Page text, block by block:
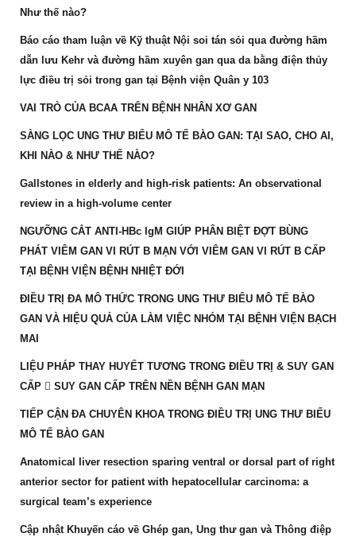
Như thế nào?
Báo cáo tham luận về Kỹ thuật Nội soi tán sỏi qua đường hầm
dẫn lưu Kehr và đường hầm xuyên gan qua da bằng điện thủy
lực điều trị sỏi trong gan tại Bệnh viện Quân y 103
VAI TRÒ CỦA BCAA TRÊN BỆNH NHÂN XƠ GAN
SÀNG LỌC UNG THƯ BIỂU MÔ TẾ BÀO GAN: TẠI SAO, CHO AI,
KHI NÀO & NHƯ THẾ NÀO?
Gallstones in elderly and high-risk patients: An observational
review in a high-volume center
NGƯỠNG CẮT ANTI-HBc IgM GIÚP PHÂN BIỆT ĐỢT BÙNG
PHÁT VIÊM GAN VI RÚT B MẠN VỚI VIÊM GAN VI RÚT B CẤP
TẠI BỆNH VIỆN BỆNH NHIỆT ĐỚI
ĐIỀU TRỊ ĐA MÔ THỨC TRONG UNG THƯ BIỂU MÔ TẾ BÀO
GAN VÀ HIỆU QUẢ CỦA LÀM VIỆC NHÓM TẠI BỆNH VIỆN BẠCH
MAI
LIỆU PHÁP THAY HUYẾT TƯƠNG TRONG ĐIỀU TRỊ & SUY GAN
CẤP  SUY GAN CẤP TRÊN NỀN BỆNH GAN MẠN
TIẾP CẬN ĐA CHUYÊN KHOA TRONG ĐIỀU TRỊ UNG THƯ BIỂU
MÔ TẾ BÀO GAN
Anatomical liver resection sparing ventral or dorsal part of right
anterior sector for patient with hepatocellular carcinoma: a
surgical team’s experience
Cập nhật Khuyến cáo về Ghép gan, Ung thư gan và Thông điệp